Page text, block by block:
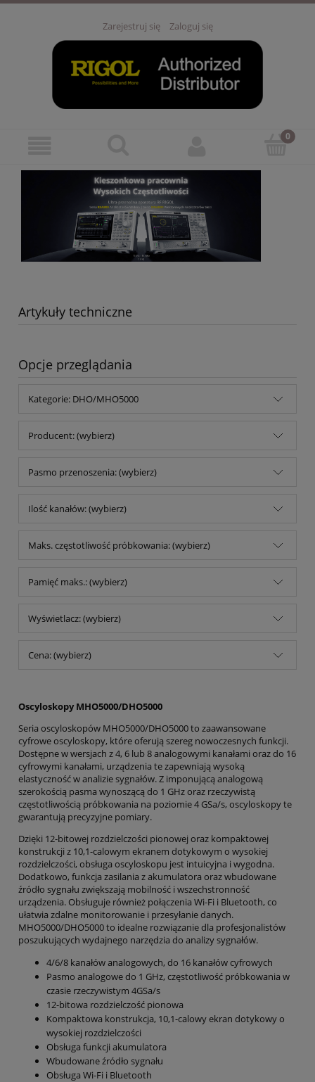
Zarejestruj się Zaloguj się
Artykuły techniczne
Opcje przeglądania
Kategorie: DHO/MHO5000
Producent: (wybierz)
Pasmo przenoszenia: (wybierz)
Ilość kanałów: (wybierz)
Maks. częstotliwość próbkowania: (wybierz)
Pamięć maks.: (wybierz)
Wyświetlacz: (wybierz)
Cena: (wybierz)
Oscyloskopy MHO5000/DHO5000
Seria oscyloskopów MHO5000/DHO5000 to zaawansowane
cyfrowe oscyloskopy, które oferują szereg nowoczesnych funkcji.
Dostępne w wersjach z 4, 6 lub 8 analogowymi kanałami oraz do 16
cyfrowymi kanałami, urządzenia te zapewniają wysoką
elastyczność w analizie sygnałów. Z imponującą analogową
szerokością pasma wynoszącą do 1 GHz oraz rzeczywistą
częstotliwością próbkowania na poziomie 4 GSa/s, oscyloskopy te
gwarantują precyzyjne pomiary.
Dzięki 12-bitowej rozdzielczości pionowej oraz kompaktowej
konstrukcji z 10,1-calowym ekranem dotykowym o wysokiej
rozdzielczości, obsługa oscyloskopu jest intuicyjna i wygodna.
Dodatkowo, funkcja zasilania z akumulatora oraz wbudowane
źródło sygnału zwiększają mobilność i wszechstronność
urządzenia. Obsługuje również połączenia Wi-Fi i Bluetooth, co
ułatwia zdalne monitorowanie i przesyłanie danych.
MHO5000/DHO5000 to idealne rozwiązanie dla profesjonalistów
poszukujących wydajnego narzędzia do analizy sygnałów.
4/6/8 kanałów analogowych, do 16 kanałów cyfrowych
Pasmo analogowe do 1 GHz, częstotliwość próbkowania w
czasie rzeczywistym 4GSa/s
12-bitowa rozdzielczość pionowa
Kompaktowa konstrukcja, 10,1-calowy ekran dotykowy o
wysokiej rozdzielczości
Obsługa funkcji akumulatora
Wbudowane źródło sygnału
Obsługa Wi-Fi i Bluetooth